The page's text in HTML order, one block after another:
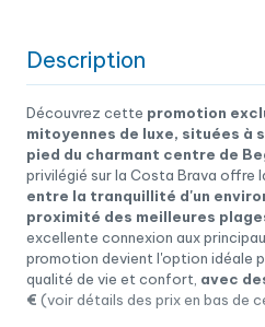
Description
Découvrez cette promotion
mitoyennes de luxe, situées à
pied du charmant centre de
privilégié sur la Costa Brava offre
entre la tranquillité d'un
proximité des meilleures
excellente connexion aux
promotion devient l'option idéale
qualité de vie et confort, avec
€ (voir détails des prix en bas de